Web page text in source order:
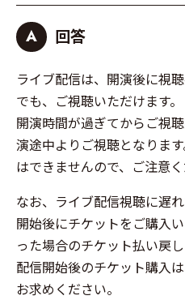
A 回答
ライブ配信は、開演後に視
でも、ご視聴いただけます。
開演時間が過ぎてからご視
演途中よりご視聴となりま
はできませんので、ご注意く
なお、ライブ配信視聴に遅
開始後にチケットをご購入
った場合のチケット払い戻
配信開始後のチケット購入
お求めください。